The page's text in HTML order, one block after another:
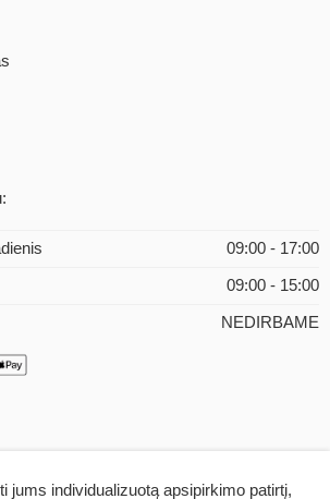
09:00 - 17:00
09:00 - 15:00
NEDIRBAME
jums individualizuotą apsipirkimo patirtį,